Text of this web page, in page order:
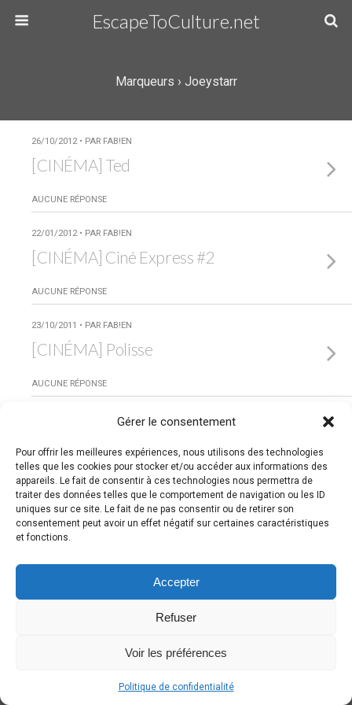
Gérer le consentement
Pour offrir les meilleures expériences, nous utilisons des technologies
telles que les cookies pour stocker et/ou accéder aux informations des
appareils. Le fait de consentir à ces technologies nous permettra de
traiter des données telles que le comportement de navigation ou les ID
uniques sur ce site. Le fait de ne pas consentir ou de retirer son
consentement peut avoir un effet négatif sur certaines caractéristiques
et fonctions.
Accepter
Refuser
Voir les préférences
Politique de confidentialité
EscapeToCulture.net
Marqueurs › Joeystarr
26/10/2012 • PAR FAB!EN
[CINÉMA] Ted
AUCUNE RÉPONSE
22/01/2012 • PAR FAB!EN
[CINÉMA] Ciné Express #2
AUCUNE RÉPONSE
23/10/2011 • PAR FAB!EN
[CINÉMA] Polisse
AUCUNE RÉPONSE
Mobile Bureau